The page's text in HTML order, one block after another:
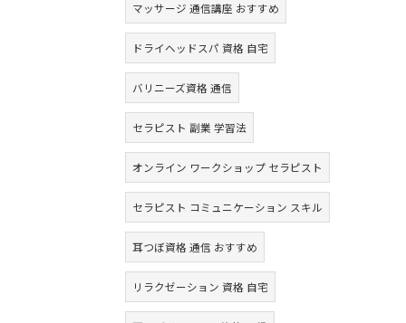
マッサージ 通信講座 おすすめ
ドライヘッドスパ 資格 自宅
バリニーズ資格 通信
セラピスト 副業 学習法
オンライン ワークショップ セラピスト
セラピスト コミュニケーション スキル
耳つぼ資格 通信 おすすめ
リラクゼーション 資格 自宅